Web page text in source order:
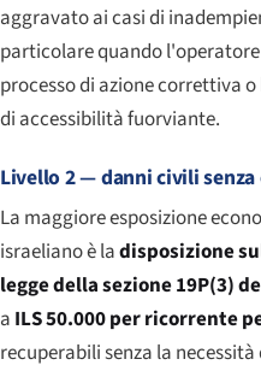
aggravato ai casi di
particolare quando
processo di azione correttiva
di accessibilità fuorviante.
Livello 2 — danni civili
La maggiore esposizione
israeliano è ladisposizione
legge della sezione 19P(3)
a ILS 50.000 per ricorrente
recuperabili senza la